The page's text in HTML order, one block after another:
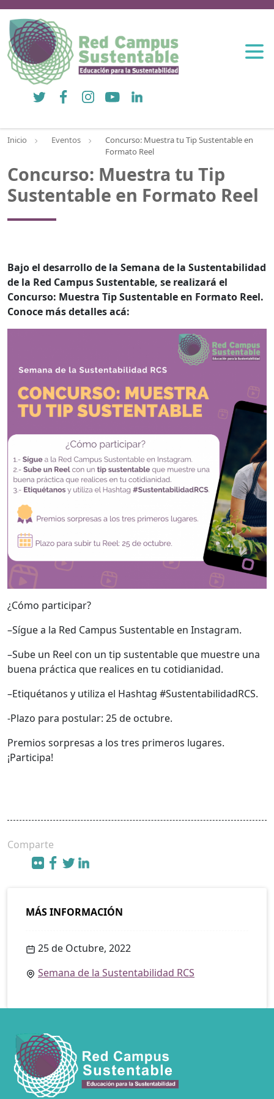
Twitter FacebookInstagramYouTubeLinkedIn
Inicio Eventos
Concurso: Muestra tu Tip Sustentable en
Formato Reel
Concurso: Muestra tu Tip
Sustentable en Formato Reel
Bajo el desarrollo de la Semana de la Sustentabilidad
de la Red Campus Sustentable, se realizará el
Concurso: Muestra Tip Sustentable en Formato Reel.
Conoce más detalles acá:
¿Cómo participar?
–Síguea la Red Campus Sustentable en Instagram.
–Sube un Reel con un tip sustentableque muestre una
buena práctica que realices en tu cotidianidad.
–Etiquétanos y utiliza el Hashtag #SustentabilidadRCS.
-Plazo para postular: 25 de octubre.
Premios sorpresas a los tres primeros lugares.
¡Participa!
Comparte
MÁS INFORMACIÓN
25 de Octubre, 2022
Semana de la Sustentabilidad RCS